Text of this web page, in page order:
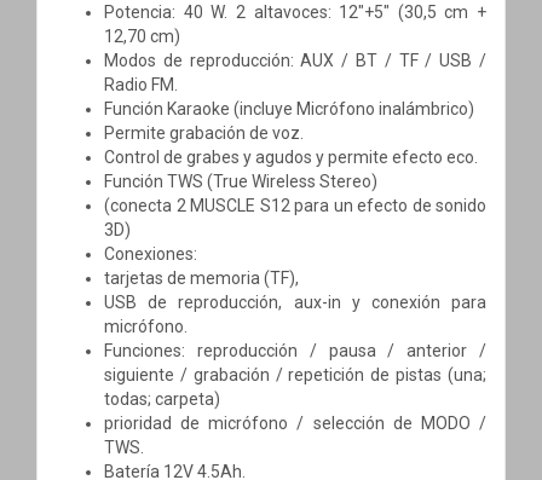
Potencia: 40 W. 2 altavoces: 12"+5" (30,5 cm +
12,70 cm)
Modos de reproducción: AUX / BT / TF / USB /
Radio FM.
Función Karaoke (incluye Micrófono inalámbrico)
Permite grabación de voz.
Control de grabes y agudos y permite efecto eco.
Función TWS (True Wireless Stereo)
(conecta 2 MUSCLE S12 para un efecto de sonido
3D)
Conexiones:
tarjetas de memoria (TF),
USB de reproducción, aux-in y conexión para
micrófono.
Funciones: reproducción / pausa / anterior /
siguiente / grabación / repetición de pistas (una;
todas; carpeta)
prioridad de micrófono / selección de MODO /
TWS.
Batería 12V 4.5Ah.